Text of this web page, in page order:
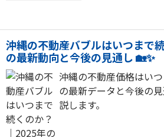
沖縄の不動産バブルはいつまで
の最新動向と今後の見通し 🏡✨
沖縄の不動産価格はい
の最新データと今後の
説します。